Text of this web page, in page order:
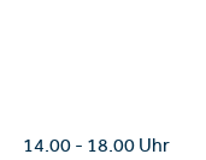
14.00 - 18.00 Uhr